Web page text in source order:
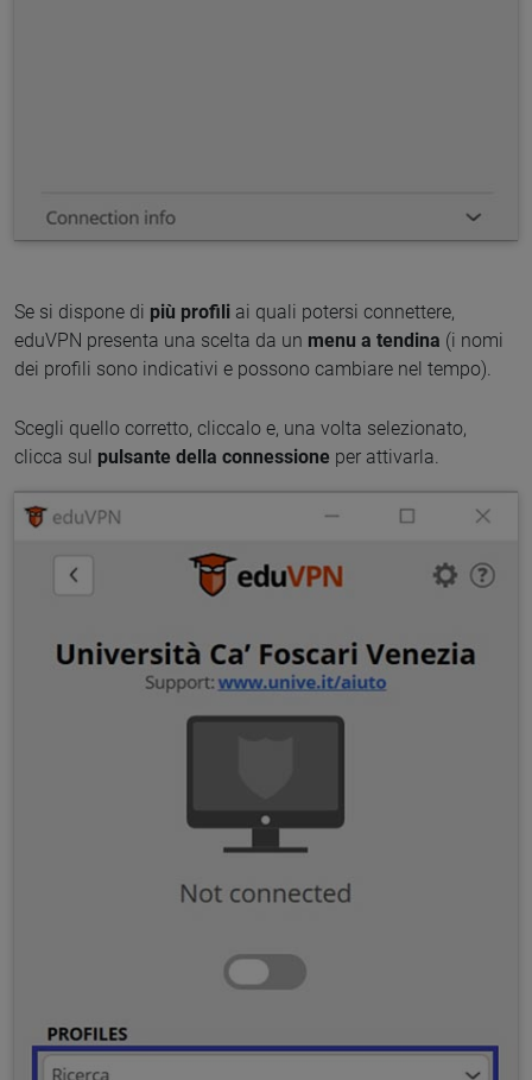
Se si dispone di più profili ai quali potersi connettere,
eduVPN presenta una scelta da un menu a tendina (i nomi
dei profili sono indicativi e possono cambiare nel tempo).
Scegli quello corretto, cliccalo e, una volta selezionato,
clicca sul pulsante della connessione per attivarla.